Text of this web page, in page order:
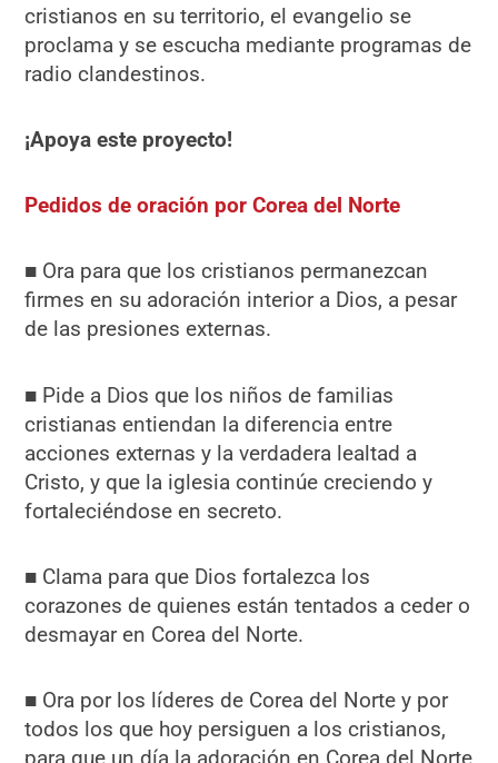
cristianos en su territorio, el evangelio se
proclama y se escucha mediante programas de
radio clandestinos.
¡Apoya este proyecto!
Pedidos de oración por Corea del Norte
■ Ora para que los cristianos permanezcan
firmes en su adoración interior a Dios, a pesar
de las presiones externas.
■ Pide a Dios que los niños de familias
cristianas entiendan la diferencia entre
acciones externas y la verdadera lealtad a
Cristo, y que la iglesia continúe creciendo y
fortaleciéndose en secreto.
■ Clama para que Dios fortalezca los
corazones de quienes están tentados a ceder o
desmayar en Corea del Norte.
■ Ora por los líderes de Corea del Norte y por
todos los que hoy persiguen a los cristianos,